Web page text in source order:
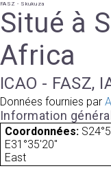
FASZ - Skukuza
Situé à
Africa
ICAO - FASZ,
Données fournies par
Information
Coordonnées:
E31°35'20"
East